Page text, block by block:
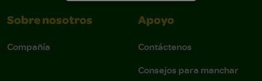
Sobre nosotros
Compañía
Apoyo
Contáctenos
Consejos para manchar